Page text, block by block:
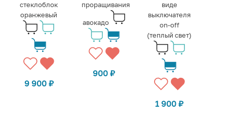
стеклоблок
оранжевый
9 900 ₽
проращивания
авокадо
900₽
виде
выключателя
on-off
(теплый свет)
1 900₽